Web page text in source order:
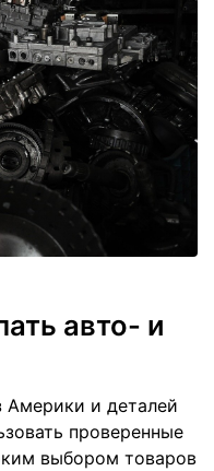
авто- и
Америки и деталей
проверенные
выбором товаров